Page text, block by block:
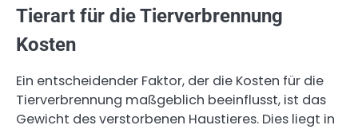
Tierart für die Tierverbrennung
Kosten
Ein entscheidender Faktor, der die Kosten für die
Tierverbrennung maßgeblich beeinflusst, ist das
Gewicht des verstorbenen Haustieres. Dies liegt in